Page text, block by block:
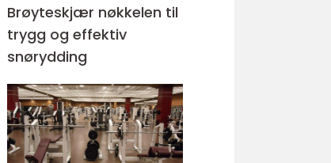
Brøyteskjær nøkkelen til
trygg og effektiv
snørydding